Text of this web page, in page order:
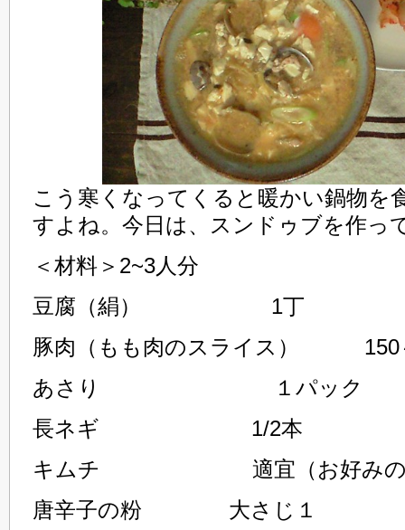
こう寒くなってくると暖かい鍋物を
すよね。今日は、スンドゥブを作っ
＜材料＞2~3人分
豆腐（絹） 1丁
豚肉（もも肉のスライス） 150
あさり １パック
長ネギ 1/2本
キムチ 適宜（お好みの
唐辛子の粉 大さじ１